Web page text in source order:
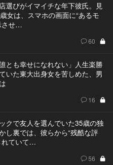
選びがイマイチな年下彼氏。見
女は、スマホの画面に“あるモ
させ…
60
とも幸せになれない」人生楽勝
いた東大出身女を苦しめた、男
16
クで友人を選んでいた35歳の独
し裏では、彼らから“残酷な評
れていて…
56